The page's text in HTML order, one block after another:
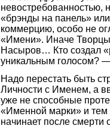
невостребованностью,
«брэнды на панель»
коммерцию, особо не
«Имени». Иначе
Насыров… Кто создал
уникальным голосом?
Надо перестать быть
Личности с Именем, а
уже не способные
«Именной марки» и тем
начинает после смерти